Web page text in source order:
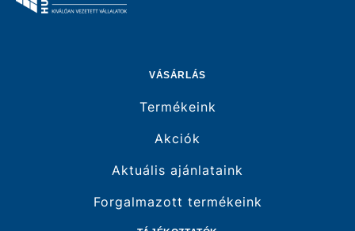
VÁSÁRLÁS
Termékeink
Akciók
Aktuális ajánlataink
Forgalmazott termékeink